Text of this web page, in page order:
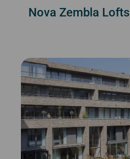
Nova Zembla Lofts